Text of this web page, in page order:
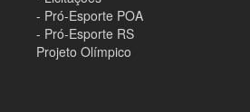
- Pró-Esporte POA
- Pró-Esporte RS
Projeto Olímpico